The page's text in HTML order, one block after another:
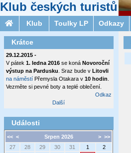
Klub českých turistů
Klub Toulky LP Odkazy
Krátce
29.12.2015 -
V pátek 1. ledna 2016 se koná Novoroční
výstup na Pardusku . Sraz bude v Litovli
na náměstíPřemysla Otakara v 10 hodin
Vezměte si pevné boty a teplé oblečení.
Odkaz
Další
Události
<< < > >>
Srpen 2026
27
28 29 30 31 1
2